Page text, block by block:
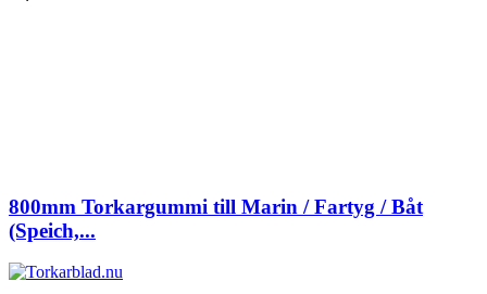
800mm Torkargummi till Marin / Fartyg / Båt
(Speich,...